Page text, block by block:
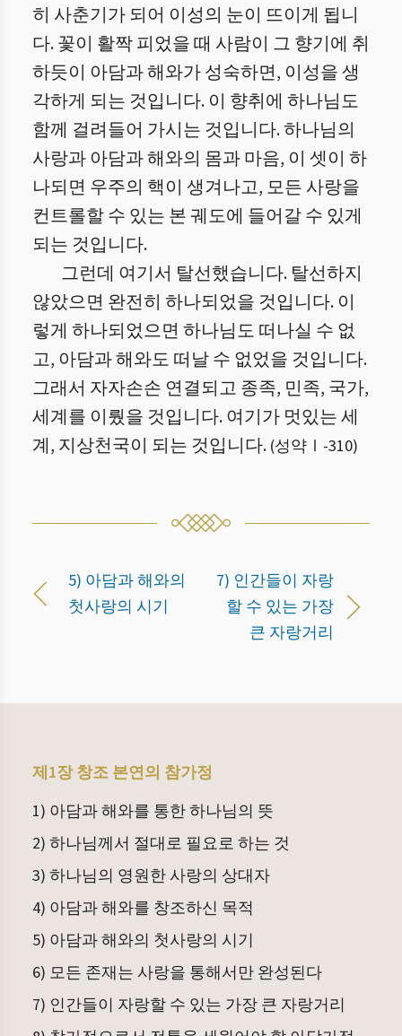
히 사춘기가 되어 이성의 눈이 뜨이게 됩니
다. 꽃이 활짝 피었을 때 사람이 그 향기에 취
하듯이 아담과 해와가 성숙하면, 이성을 생
각하게 되는 것입니다. 이 향취에 하나님도
함께 걸려들어 가시는 것입니다. 하나님의
사랑과 아담과 해와의 몸과 마음, 이 셋이 하
나되면 우주의 핵이 생겨나고, 모든 사랑을
컨트롤할 수 있는 본 궤도에 들어갈 수 있게
되는 것입니다.
그런데 여기서 탈선했습니다. 탈선하지
않았으면 완전히 하나되었을 것입니다. 이
렇게 하나되었으면 하나님도 떠나실 수 없
고, 아담과 해와도 떠날 수 없었을 것입니다.
그래서 자자손손 연결되고 종족, 민족, 국가,
세계를 이뤘을 것입니다. 여기가 멋있는 세
계, 지상천국이 되는 것입니다. (성약Ⅰ -310)
5) 아담과 해와의
첫사랑의 시기
7) 인간들이 자랑
할 수 있는 가장
큰 자랑거리
제1장 창조 본연의 참가정
1) 아담과 해와를 통한 하나님의 뜻
2) 하나님께서 절대로 필요로 하는 것
3) 하나님의 영원한 사랑의 상대자
4) 아담과 해와를 창조하신 목적
5) 아담과 해와의 첫사랑의 시기
6) 모든 존재는 사랑을 통해서만 완성된다
7) 인간들이 자랑할 수 있는 가장 큰 자랑거리